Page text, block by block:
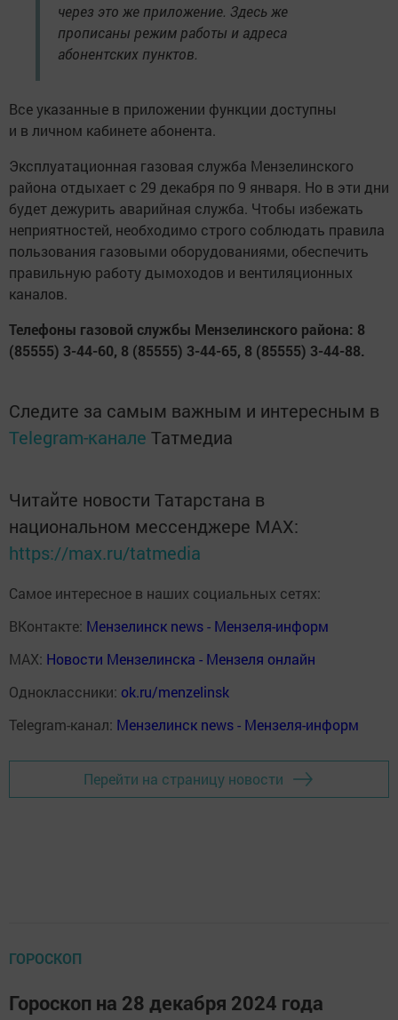
через это же приложение. Здесь же
прописаны режим работы и адреса
абонентских пунктов.
Все указанные в приложении функции доступны
и в личном кабинете абонента.
Эксплуатационная газовая служба Мензелинского
района отдыхает с 29 декабря по 9 января. Но в эти дни
будет дежурить аварийная служба. Чтобы избежать
неприятностей, необходимо строго соблюдать правила
пользования газовыми оборудованиями, обеспечить
правильную работу дымоходов и вентиляционных
каналов.
Телефоны газовой службы Мензелинского района: 8
(85555) 3-44-60, 8 (85555) 3-44-65, 8 (85555) 3-44-88.
Следите за самым важным и интересным в
Telegram-канале Татмедиа
Читайте новости Татарстана в
национальном мессенджере MАХ:
https://max.ru/tatmedia
Самое интересное в наших социальных сетях:
ВКонтакте: Мензелинск news - Мензеля-информ
MAX: Новости Мензелинска - Мензеля онлайн
Одноклассники: ok.ru/menzelinsk
Telegram-канал: Мензелинск news - Мензеля-информ
Перейти на страницу новости
ГОРОСКОП
Гороскоп на 28 декабря 2024 года